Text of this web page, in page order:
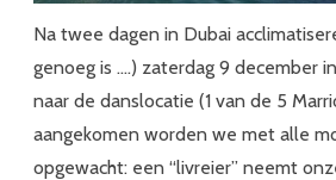
Na twee dagen in Dubai
genoeg is ….) zaterdag 9 december
naar de danslocatie (1 van de 5
aangekomen worden we met alle
opgewacht: een “livreier” neemt